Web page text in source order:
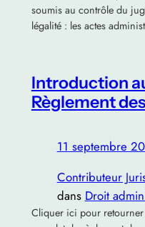
soumis au contrôle du
légalité : les actes
Introduction
Règlement
11 septembre
Contributeur
dans Droit
Cliquer ici pour